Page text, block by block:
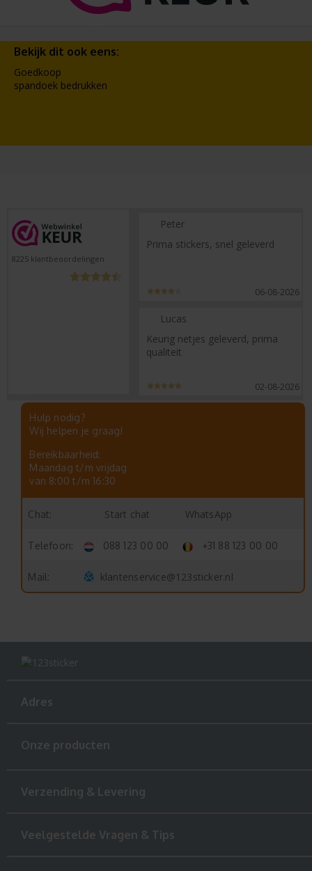
Bekijk dit ook eens:
Goedkoop
spandoek bedrukken
8225 klantbeoordelingen
Peter
Prima stickers, snel geleverd
06-08-2026
Lucas
Keurig netjes geleverd, prima
qualiteit
02-08-2026
Hulp nodig?
Wij helpen je graag!
Bereikbaarheid:
Maandag t/m vrijdag
van 8:00 t/m 16:30
Chat: Start chat WhatsApp
Telefoon: 088 123 00 00 +31 88 123 00 00
Mail: klantenservice@123sticker.nl
Adres
Onze producten
Verzending & Levering
Veelgestelde Vragen & Tips